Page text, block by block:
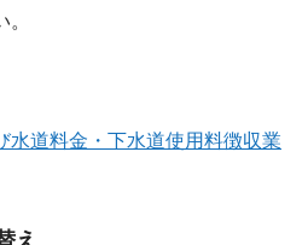
水道料金・下水道使用料徴収業
え